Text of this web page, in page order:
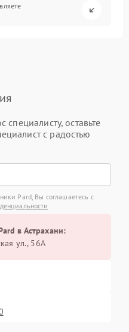
специалисту, оставьте
с радостью
Pard, Вы соглашаетесь с
в Астрахани:
ул., 56А